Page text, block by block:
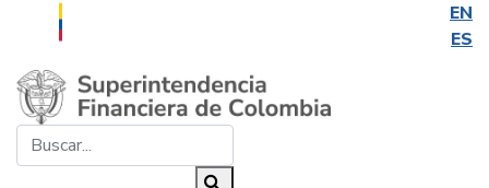
EN
ES
Saltar al contenido principal